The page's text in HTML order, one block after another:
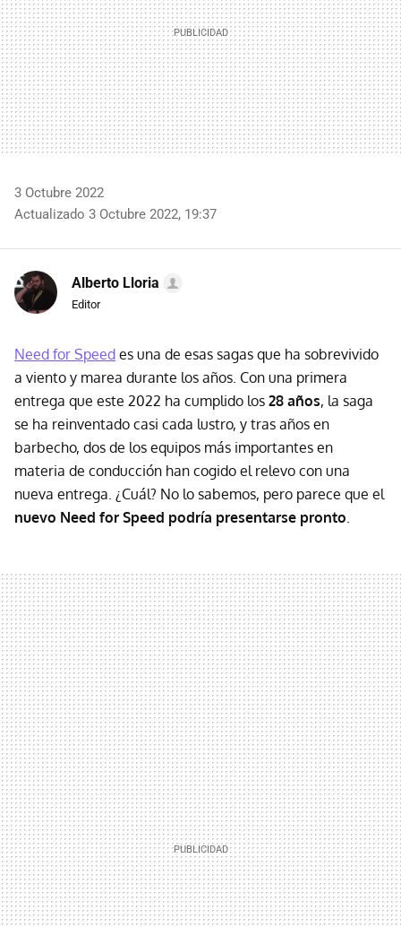
3 Octubre 2022
Actualizado 3 Octubre 2022, 19:37
Alberto Lloria
Editor
Need for Speed es una de esas sagas que ha sobrevivido
a viento y marea durante los años. Con una primera
entrega que este 2022 ha cumplido los 28 años, la saga
se ha reinventado casi cada lustro, y tras años en
barbecho, dos de los equipos más importantes en
materia de conducción han cogido el relevo con una
nueva entrega. ¿Cuál? No lo sabemos, pero parece que el
nuevo Need for Speed podría presentarse pronto